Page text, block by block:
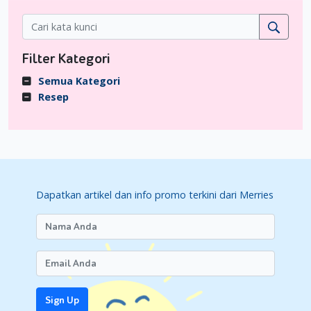
alergi karena mengandung kandungan lemak jenuh tinggi.
3. Garam Magnesium Sulfat
Cara mengatasi ruam pada dubur bayi berikutnya adalah
dengan menggunakan garam yang terbuat dari magnesium
dan sulfat. Garam ini disebut sebagai garam Epsom atau
kelembapan kulit dan menghilangkan kerak kulit. Kandungan
magnesiumnya juga bisa mengurangi terjadinya radang
akibat ruam pada kulit.
Moms bisa juga menambahkan perasan air lemon untuk
menambah efek baiknya. Khasiat lemon dikenal mampu
mengontrol minyak berlebih akibat keringat. Kombinasi ini
juga bisa digunakan untuk mengurangi terjadinya gejala
Filter Kategori
Semua Kategori
Resep
Dapatkan artikel dan info promo terkini dari Merries
Sign Up